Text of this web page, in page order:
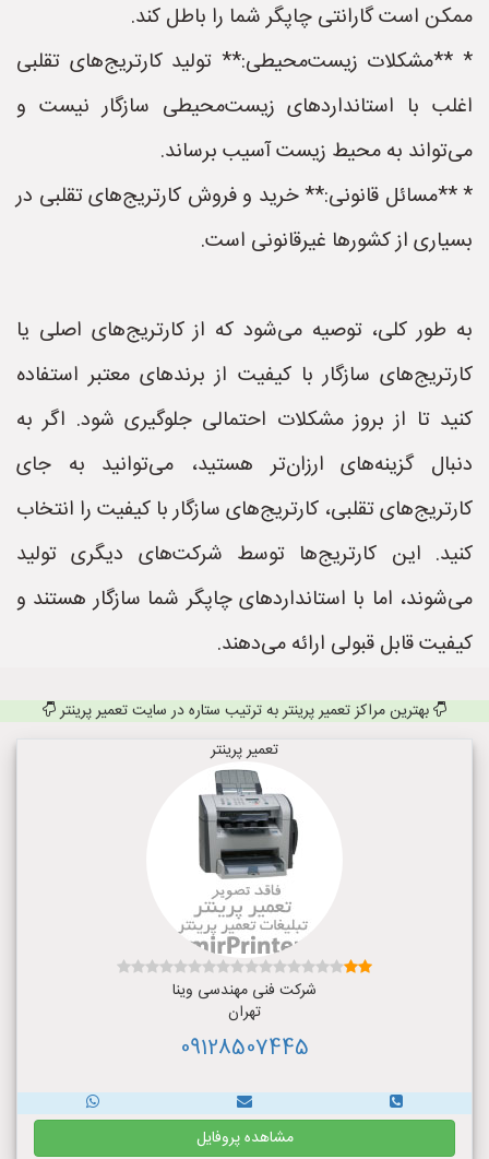
ممکن است گارانتی چاپگر شما را باطل کند.
* **مشکلات زیست‌محیطی:** تولید کارتریج‌های تقلبی
اغلب با استانداردهای زیست‌محیطی سازگار نیست و
می‌تواند به محیط زیست آسیب برساند.
* **مسائل قانونی:** خرید و فروش کارتریج‌های تقلبی در
بسیاری از کشورها غیرقانونی است.
به طور کلی، توصیه می‌شود که از کارتریج‌های اصلی یا
کارتریج‌های سازگار با کیفیت از برندهای معتبر استفاده
کنید تا از بروز مشکلات احتمالی جلوگیری شود. اگر به
دنبال گزینه‌های ارزان‌تر هستید، می‌توانید به جای
کارتریج‌های تقلبی، کارتریج‌های سازگار با کیفیت را انتخاب
کنید. این کارتریج‌ها توسط شرکت‌های دیگری تولید
می‌شوند، اما با استانداردهای چاپگر شما سازگار هستند و
کیفیت قابل قبولی ارائه می‌دهند.
بهترین مراکز تعمیر پرینتر به ترتیب ستاره در سایت تعمیر پرینتر
تعمیر پرینتر
شرکت فنی مهندسی وینا
تهران
09128507445
مشاهده پروفایل